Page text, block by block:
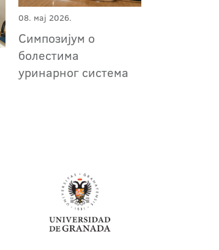
08. мај 2026.
Симпозијум о
болестима
уринарног система